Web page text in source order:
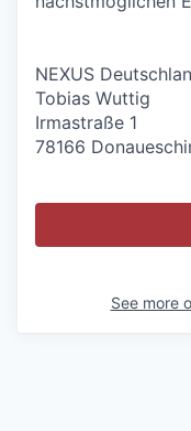
NEXUS
Tobias Wuttig
Irmastraße 1
78166
See more